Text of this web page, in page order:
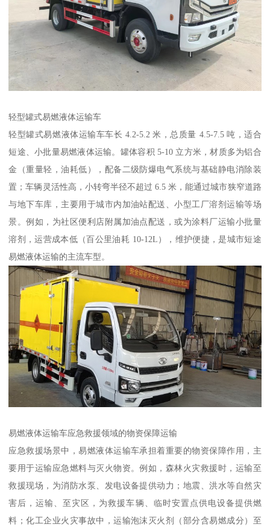
轻型罐式易燃液体运输车​
轻型罐式易燃液体运输车车长 4.2-5.2 米，总质量 4.5-7.5 吨，适合
短途、小批量易燃液体运输。罐体容积 5-10 立方米，材质多为铝合
金（重量轻，油耗低），配备二级防爆电气系统与基础静电消除装
置；车辆灵活性高，小转弯半径不超过 6.5 米，能通过城市狭窄道路
与地下车库，主要用于城市内加油站配送、小型工厂溶剂运输等场
景。例如，为社区便利店附属加油点配送，或为涂料厂运输小批量
溶剂，运营成本低（百公里油耗 10-12L），维护便捷，是城市短途
易燃液体运输的主流车型。​
易燃液体运输车应急救援领域的物资保障运输​
应急救援场景中，易燃液体运输车承担着重要的物资保障作用，主
要用于运输应急燃料与灭火物资。例如，森林火灾救援时，运输至
救援现场，为消防水泵、发电设备提供动力；地震、洪水等自然灾
害后，运输、至灾区，为救援车辆、临时安置点供电设备提供燃
料；化工企业火灾事故中，运输泡沫灭火剂（部分含易燃成分）至